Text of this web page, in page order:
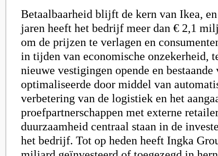
Betaalbaarheid blijft de kern van Ikea,
jaren heeft het bedrijf meer dan € 2,1
om de prijzen te verlagen en
in tijden van economische onzekerheid,
nieuwe vestigingen opende en
optimaliseerde door middel van
verbetering van de logistiek en het
proefpartnerschappen met externe
duurzaamheid centraal staan in de
het bedrijf. Tot op heden heeft Ingka